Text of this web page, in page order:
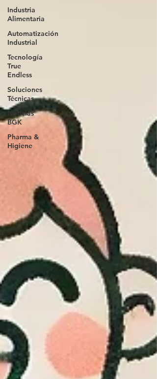
Industria
Alimentaria
Automatización
Industrial
Tecnología
True
Endless
Soluciones
Técnicas
Noticias
BGK
Pharma &
Higiene